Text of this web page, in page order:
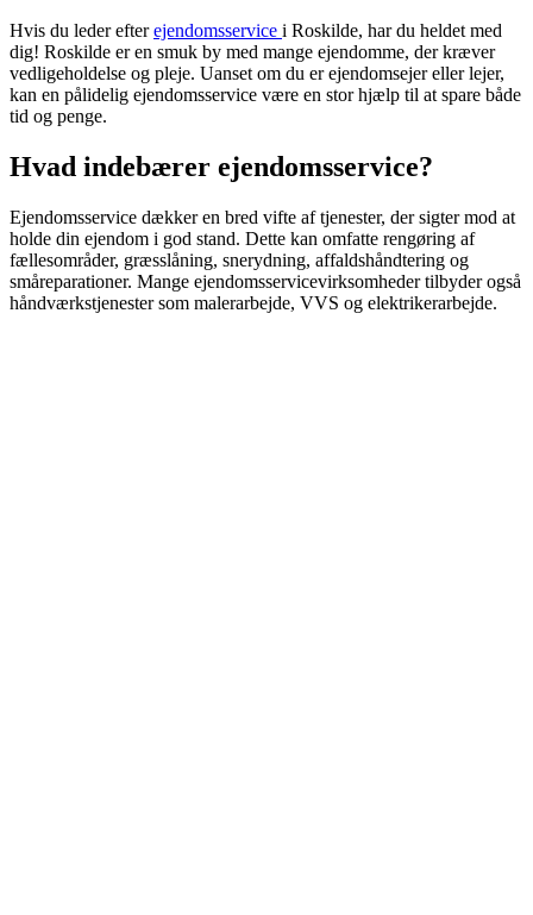
Hvis du leder efterejendomsservice i Roskilde, har du heldet med
dig! Roskilde er en smuk by med mange ejendomme, der kræver
vedligeholdelse og pleje. Uanset om du er ejendomsejer eller lejer,
kan en pålidelig ejendomsservice være en stor hjælp til at spare både
tid og penge.
Hvad indebærer ejendomsservice?
Ejendomsservice dækker en bred vifte af tjenester, der sigter mod at
holde din ejendom i god stand. Dette kan omfatte rengøring af
fællesområder, græsslåning, snerydning, affaldshåndtering og
småreparationer. Mange ejendomsservicevirksomheder tilbyder også
håndværkstjenester som malerarbejde, VVS og elektrikerarbejde.